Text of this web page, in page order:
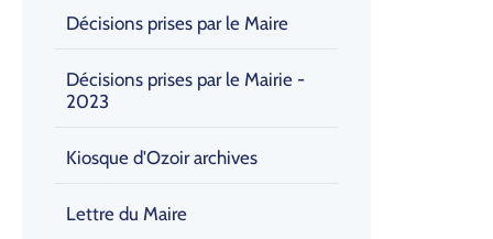
Décisions prises par le Maire
Décisions prises par le Mairie -
2023
Kiosque d'Ozoir archives
Lettre du Maire